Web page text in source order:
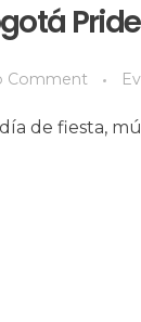
Comment
de fiesta,